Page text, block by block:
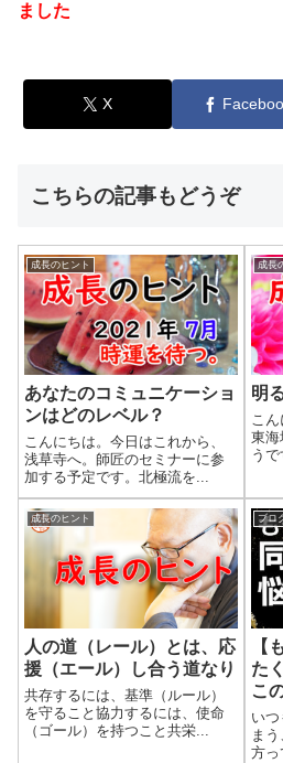
ました
X
こちらの記事もどうぞ
成長のヒント
あなたのコミュニケーショ
ンはどのレベル？
こんにちは。今日はこれから、
浅草寺へ。師匠のセミナーに参
加する予定です。北極流を...
成長
明
こん
東海
う
成長のヒント
人の道（レール）とは、応
援（エール）し合う道なり
共存するには、基準（ルール）
を守ること協力するには、使命
（ゴール）を持つこと共栄...
ブロ
【
た
こ
い
ま
方っ